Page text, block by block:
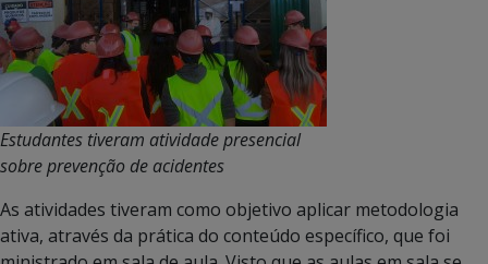
Estudantes tiveram atividade presencial
sobre prevenção de acidentes
As atividades tiveram como objetivo aplicar metodologia
ativa, através da prática do conteúdo específico, que foi